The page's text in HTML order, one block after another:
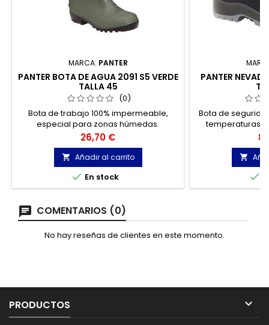
MARCA: PANTER
PANTER BOTA DE AGUA 2091 S5 VERDE
TALLA 45
(0)
Bota de trabajo 100% impermeable,
especial para zonas húmedas.
Precio
26,70 €
 Añadir al carrito
 En stock
PANTER
Bota de
temperaturas,
natural 1ª
membrana,
tratamiento


COMENTARIOS (0)
No hay reseñas de clientes en este momento.
PRODUCTOS 